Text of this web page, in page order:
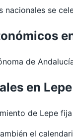
nacionales se
de
en Lepe
de Lepe fija
el